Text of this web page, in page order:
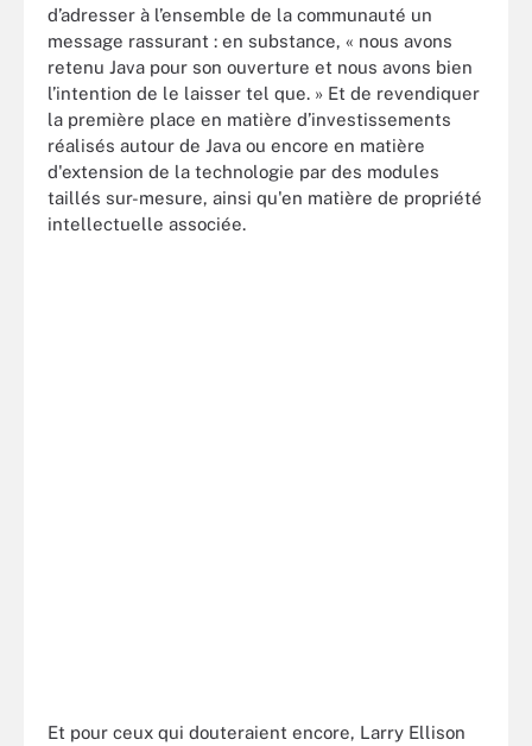
d’adresser à l’ensemble de la communauté un
message rassurant : en substance, « nous avons
retenu Java pour son ouverture et nous avons bien
l’intention de le laisser tel que. » Et de revendiquer
la première place en matière d’investissements
réalisés autour de Java ou encore en matière
d'extension de la technologie par des modules
taillés sur-mesure, ainsi qu'en matière de propriété
intellectuelle associée.
Et pour ceux qui douteraient encore, Larry Ellison